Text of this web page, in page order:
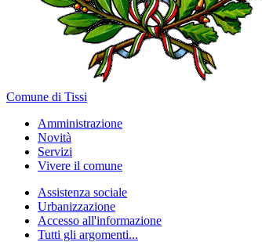
Comune di Tissi
Amministrazione
Novità
Servizi
Vivere il comune
Assistenza sociale
Urbanizzazione
Accesso all'informazione
Tutti gli argomenti...